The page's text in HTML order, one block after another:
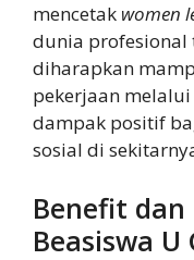
mencetak women
dunia profesional
diharapkan
pekerjaan
dampak positif
sosial di
Benefit
Beasiswa U